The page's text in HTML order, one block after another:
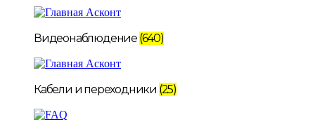
Видеонаблюдение (640)
Кабели и переходники (25)